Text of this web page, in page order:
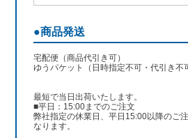
●商品発送
宅配便（商品代引き可）
ゆうパケット（日時指定不可・代引き不
最短で当日出荷いたします。
■平日：15:00までのご注文
弊社指定の休業日、平日15:00以降のご
なります。